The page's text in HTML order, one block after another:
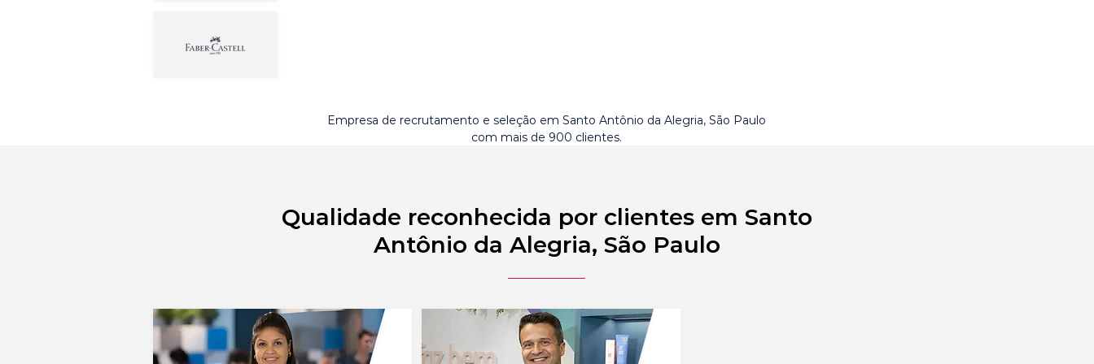
Empresa de recrutamento e seleção em Santo Antônio da Alegria, São Paulo
com mais de 900 clientes.
Qualidade reconhecida por clientes em Santo
Antônio da Alegria, São Paulo